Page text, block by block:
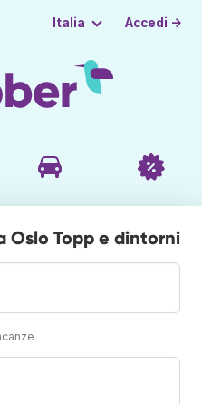
Italia Accedi →
Oslo Topp e dintorni